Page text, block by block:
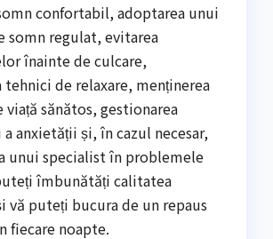
confortabil, adoptarea unui
somn regulat, evitarea
înainte de culcare,
tehnici de relaxare, menținerea
sănătos, gestionarea
anxietății și, în cazul necesar,
unui specialist în problemele
îmbunătăți calitatea
vă puteți bucura de un repaus
fiecare noapte.